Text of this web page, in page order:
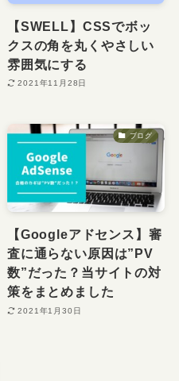
【SWELL】CSSでボッ
クスの角を丸くやさしい
雰囲気にする
2021年11月28日
ブログ
【Googleアドセンス】審
査に通らない原因は”PV
数”だった？当サイトの対
策をまとめました
2021年1月30日